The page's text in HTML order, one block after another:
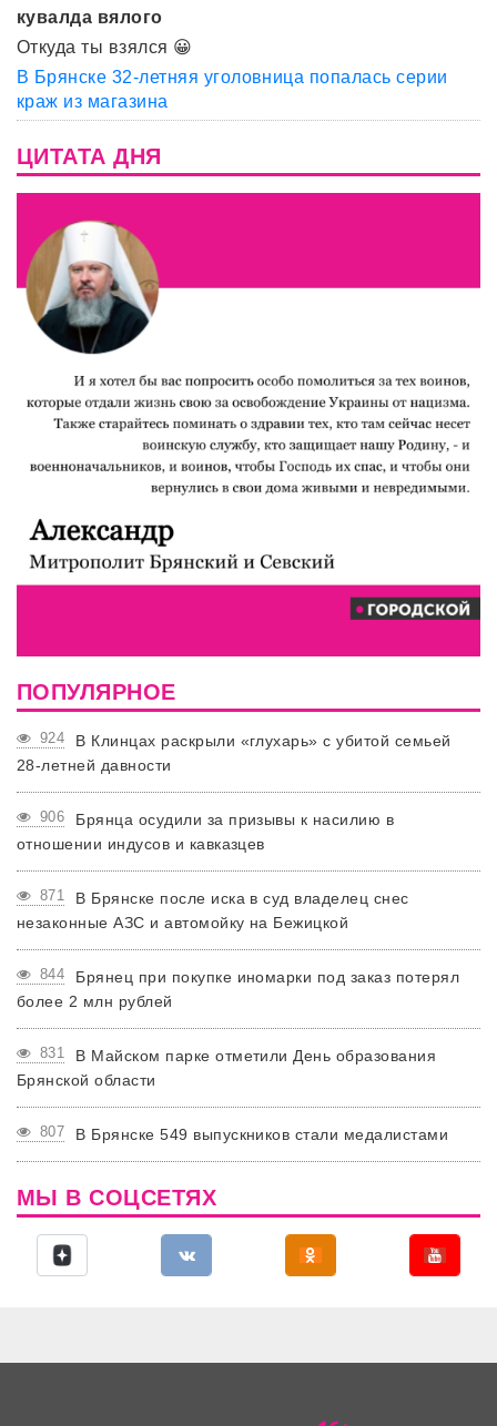
кувалда вялого
Откуда ты взялся 😀
В Брянске 32-летняя уголовница попалась серии
краж из магазина
ЦИТАТА ДНЯ
ПОПУЛЯРНОЕ
924
В Клинцах раскрыли «глухарь» с убитой семьей
28-летней давности
906
Брянца осудили за призывы к насилию в
отношении индусов и кавказцев
871
В Брянске после иска в суд владелец снес
незаконные АЗС и автомойку на Бежицкой
844
Брянец при покупке иномарки под заказ потерял
более 2 млн рублей
831
В Майском парке отметили День образования
Брянской области
807 В Брянске 549 выпускников стали медалистами
МЫ В СОЦСЕТЯХ